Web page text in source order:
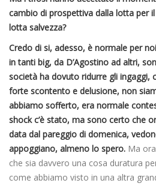
cambio di prospettiva dalla lotta per
lotta salvezza?
Credo di si, adesso, è normale per
in tanti big, da D’Agostino ad altri,
società ha dovuto ridurre gli ingaggi,
forte scontento e delusione, non
abbiamo sofferto, era normale
shock c’è stato, ma sono certo che
data dal pareggio di domenica,
appoggiano, almeno lo spero. Ma
che sia davvero una cosa duratura
come abbiamo visto in una altra